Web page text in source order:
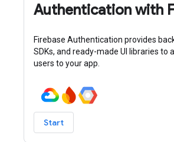
Authentication with
Firebase Authentication provides
SDKs, and ready-made UI libraries to
users to your app.
Start